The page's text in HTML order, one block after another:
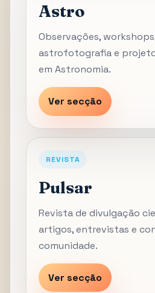
Astro
Observações,
astrofotografia e
em Astronomia.
Ver secção
REVISTA
Pulsar
Revista de divulgação
artigos, entrevistas e
comunidade.
Ver secção